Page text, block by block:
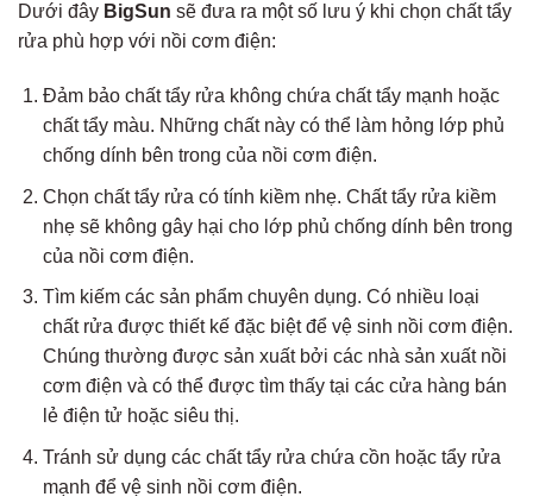
Dưới đây BigSun sẽ đưa ra một số lưu ý khi chọn chất tẩy
rửa phù hợp với nồi cơm điện:
Đảm bảo chất tẩy rửa không chứa chất tẩy mạnh hoặc
chất tẩy màu. Những chất này có thể làm hỏng lớp phủ
chống dính bên trong của nồi cơm điện.
Chọn chất tẩy rửa có tính kiềm nhẹ. Chất tẩy rửa kiềm
nhẹ sẽ không gây hại cho lớp phủ chống dính bên trong
của nồi cơm điện.
Tìm kiếm các sản phẩm chuyên dụng. Có nhiều loại
chất rửa được thiết kế đặc biệt để vệ sinh nồi cơm điện.
Chúng thường được sản xuất bởi các nhà sản xuất nồi
cơm điện và có thể được tìm thấy tại các cửa hàng bán
lẻ điện tử hoặc siêu thị.
Tránh sử dụng các chất tẩy rửa chứa cồn hoặc tẩy rửa
mạnh để vệ sinh nồi cơm điện.